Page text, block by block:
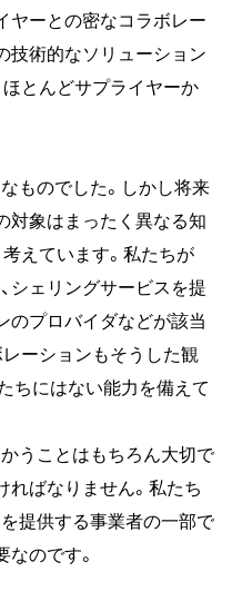
ヤーとの密なコラボレー
技術的なソリューション
ほとんどサプライヤーか
ものでした。しかし将来
対象はまったく異なる知
考えています。私たちが
シェリングサービスを提
のプロバイダなどが該当
ーションもそうした観
ちにはない能力を備えて
うことはもちろん大切で
ればなりません。私たち
提供する事業者の一部で
なのです。